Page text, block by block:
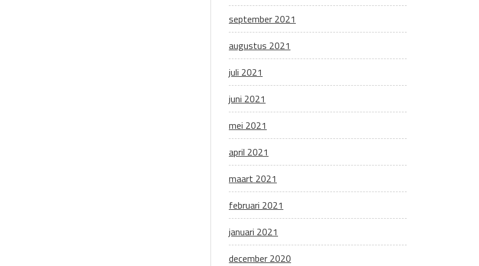
september 2021
augustus 2021
juli 2021
juni 2021
mei 2021
april 2021
maart 2021
februari 2021
januari 2021
december 2020